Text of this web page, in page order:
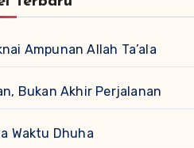
Ampunan Allah Ta’ala
Bukan Akhir Perjalanan
Waktu Dhuha